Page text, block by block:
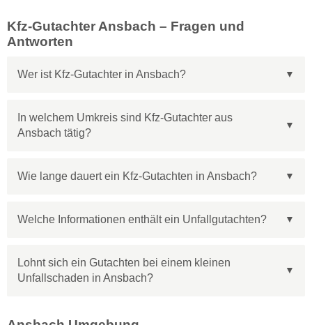
Kfz-Gutachter Ansbach – Fragen und
Antworten
Wer ist Kfz-Gutachter in Ansbach?
In welchem Umkreis sind Kfz-Gutachter aus
Ansbach tätig?
Wie lange dauert ein Kfz-Gutachten in Ansbach?
Welche Informationen enthält ein Unfallgutachten?
Lohnt sich ein Gutachten bei einem kleinen
Unfallschaden in Ansbach?